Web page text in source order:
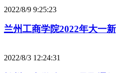
2022/8/9 9:25:23
兰州工商学院2022年大一
2022/8/3 12:24:31